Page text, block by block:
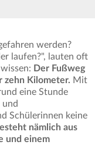
werden?
laufen?", lauten oft
Der Fußweg
zehn Kilometer. Mit
eine Stunde
und
Schülerinnen keine
nämlich aus
und einem